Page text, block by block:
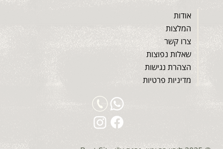
אודות
המלצות
צרו קשר
שאלות נפוצות
הצהרת נגישות
מדיניות פרטיות